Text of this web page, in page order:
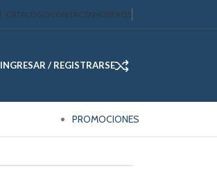
CATALOGOCONTÁCTANOSFAQS
INGRESAR / REGISTRARSE
PROMOCIONES